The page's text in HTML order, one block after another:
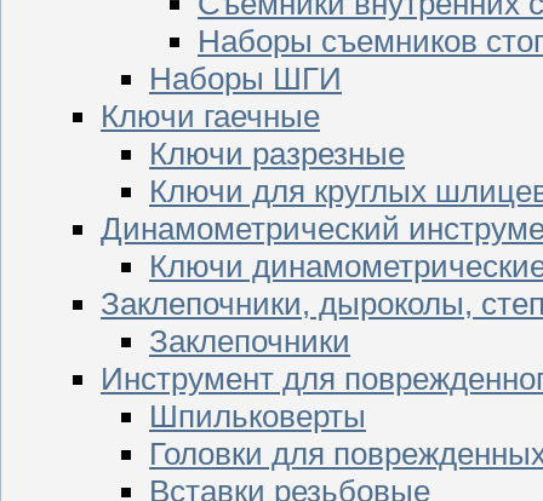
Наборы съемников
Наборы ШГИ
Ключи гаечные
Ключи разрезные
Ключи для круглых
Динамометрический
Ключи
Заклепочники, дыроколы,
Заклепочники
Инструмент для
Шпильковерты
Головки для
Вставки резьбовые